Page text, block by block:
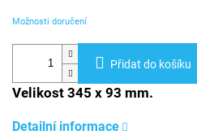
Možnosti doručení
Přidat do košíku
Velikost 345 x 93 mm.
Detailní informace